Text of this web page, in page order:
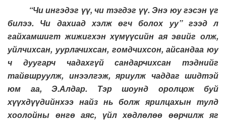
“Чи ингэдэг үү, чи тэгдэг үү. Энэ юу гэсэн үг
билээ. Чи дахиад хэлж өгч болох уу” гээд л
гайхамшигт жижигхэн хүмүүсийн ая эвийг олж,
уйлчихсан, уурлачихсан, гомдчихсон, айсандаа юу
ч дуугарч чадахгүй сандарчихсан тэднийг
тайвшруулж, инээлгэж, яриулж чаддаг шидтэй
юм аа, Э.Алдар. Тэр шоунд оролцож буй
хүүхдүүдийнхээ найз нь болж ярилцахын тулд
хоолойны өнгө аяс, үйл хөдлөлөө өөрчилж яг